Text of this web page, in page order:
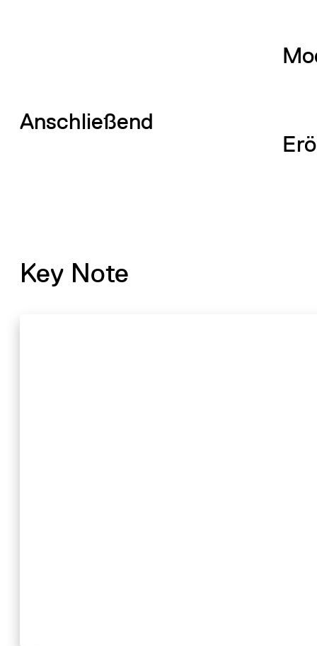
Anschließend
Key Note